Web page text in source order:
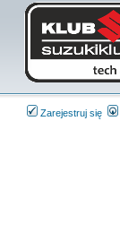
Zarejestruj się